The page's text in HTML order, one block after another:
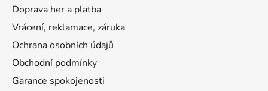
Doprava her a platba
Vrácení, reklamace, záruka
Ochrana osobních údajů
Obchodní podmínky
Garance spokojenosti